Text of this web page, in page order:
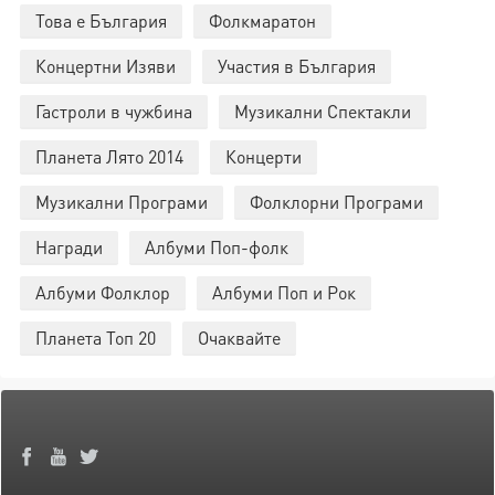
Това е България
Фолкмаратон
Концертни Изяви
Участия в България
Гастроли в чужбина
Музикални Спектакли
Планета Лято 2014
Концерти
Музикални Програми
Фолклорни Програми
Награди
Албуми Поп-фолк
Албуми Фолклор
Албуми Поп и Рок
Планета Топ 20
Очаквайте